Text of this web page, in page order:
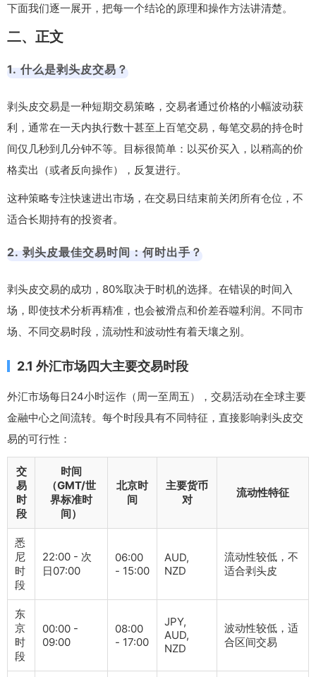
下面我们逐一展开，把每一个结论的原理和操作方法讲清楚。
二、正文
1. 什么是剥头皮交易？
剥头皮交易是一种短期交易策略，交易者通过价格的小幅波动获
利，通常在一天内执行数十甚至上百笔交易，每笔交易的持仓时
间仅几秒到几分钟不等。目标很简单：以买价买入，以稍高的价
格卖出（或者反向操作），反复进行。
这种策略专注快速进出市场，在交易日结束前关闭所有仓位，不
适合长期持有的投资者。
2. 剥头皮最佳交易时间：何时出手？
剥头皮交易的成功，80%取决于时机的选择。在错误的时间入
场，即使技术分析再精准，也会被滑点和价差吞噬利润。不同市
场、不同交易时段，流动性和波动性有着天壤之别。
2.1 外汇市场四大主要交易时段
外汇市场每日24小时运作（周一至周五），交易活动在全球主要
金融中心之间流转。每个时段具有不同特征，直接影响剥头皮交
易的可行性：
交
易
时
段
时间
（GMT/世
界标准时
间）
北京时
间
主要货币
对
流动性特征
悉
尼
时
段
22:00 - 次
日07:00
06:00
- 15:00
AUD,
NZD
流动性较低，不
适合剥头皮
东
京
时
段
00:00 -
09:00
08:00
- 17:00
JPY,
AUD,
NZD
波动性较低，适
合区间交易